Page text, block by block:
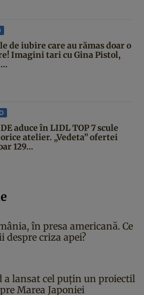
de iubire care au rămas doar o
Imagini tari cu Gina Pistol,
aduce în LIDL TOP 7 scule
atelier. „Vedeta” ofertei
129...
în presa americană. Ce
criza apei?
a lansat cel puțin un proiectil
Marea Japoniei